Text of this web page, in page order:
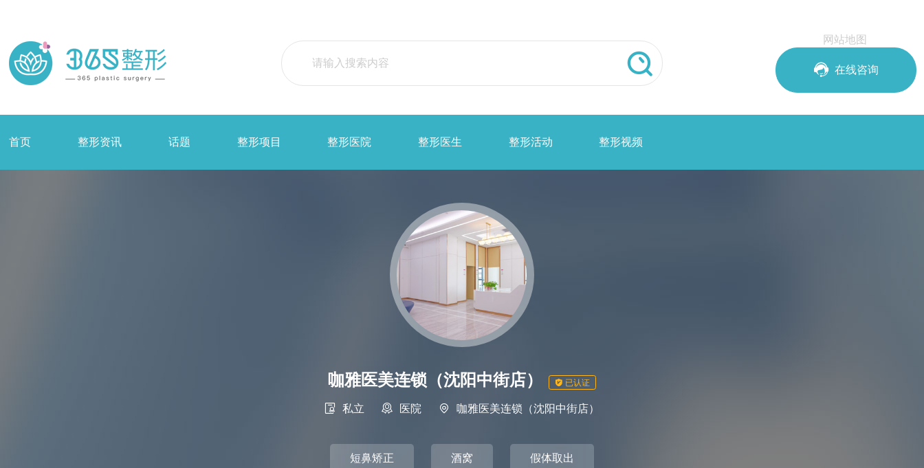

网站地图
 在线咨询
首页 整形资讯 话题 整形项目 整形医院 整形医生 整形活动 整形视频
咖雅医美连锁（沈阳中街店）  已认证
 私立  医院  咖雅医美连锁（沈阳中街店）
短鼻矫正 酒窝 假体取出